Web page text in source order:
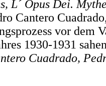
L´ Opus Dei.
Cantero
vor dem
1930-1931
Cuadrado,